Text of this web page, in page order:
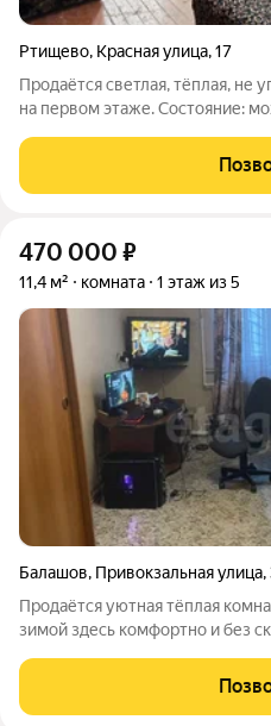
Ртищево, Красная улица,17
Продаётся светлая, тёплая, не
на первом этаже. Состояние:
деревянные, установлен
железная. Комната поделена на 2
470 000 ₽
11,4 м² комната 1 этаж из 5
Балашов, Привокзальная улица,
Продаётся уютная тёплая
зимой здесь комфортно и без
кофейни, центр культуры, а
Хорошая